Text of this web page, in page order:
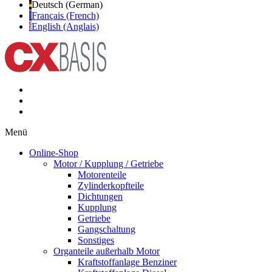
Deutsch (German)
Français (French)
English (Anglais)
Menü
Online-Shop
Motor / Kupplung / Getriebe
Motorenteile
Zylinderkopfteile
Dichtungen
Kupplung
Getriebe
Gangschaltung
Sonstiges
Organteile außerhalb Motor
Kraftstoffanlage Benziner